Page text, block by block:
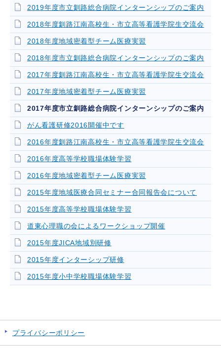
2019年度市立釧路総合病院インターンシップのご案内
2018年度釧路江南高校生・市立高等看護学院生交流会
2018年度地域密着型チーム医療実習
2018年度市立釧路総合病院インターンシップのご案内
2017年度釧路江南高校生・市立高等看護学院生交流会
2017年度地域密着型チーム医療実習
2017年度市立釧路総合病院インターンシップのご案内
がん看護研修2016開催中です
2016年度釧路江南高校生・市立高等看護学院生交流会
2016年度高等学校職場体験学習
2016年度地域密着型チーム医療実習
2015年度地域医療合同セミナー合同報告会について
2015年度高等学校職場体験学習
道東心理職の会によるワークショップ開催
2015年度JICA地域別研修
2015年度インターシップ研修
2015年度小中学校職場体験学習
プライバシーポリシー